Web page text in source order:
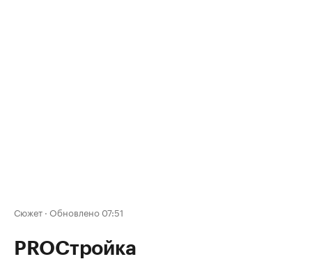
Сюжет · Обновлено 07:51
PROСтройка